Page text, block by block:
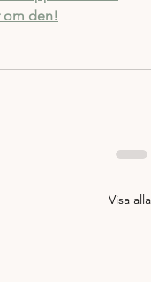
om den!
Visa alla